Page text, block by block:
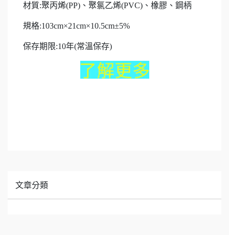
材質:聚丙烯(PP)、聚氯乙烯(PVC)、橡膠、鋼柄
規格:103cm×21cm×10.5cm±5%
保存期限:10年(常溫保存)
文章分類